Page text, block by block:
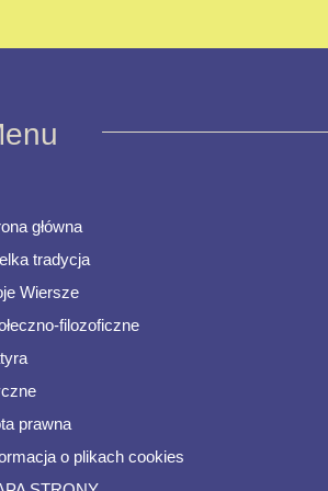
główna
tradycja
Wiersze
filozoficzne
prawna
o plikach cookies